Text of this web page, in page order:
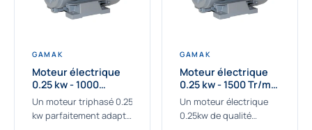
GAMAK
Moteur électrique
0.25 kw - 1000
Tr/min - 230/400V -
IE2
Un moteur triphasé 0.25
kw parfaitement adapté
GAMAK
Moteur électrique
0.25 kw - 1500 Tr/min
- 230/400V - IE2
Un moteur électrique
0.25kw de qualité